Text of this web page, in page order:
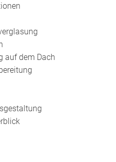
auf dem Dach